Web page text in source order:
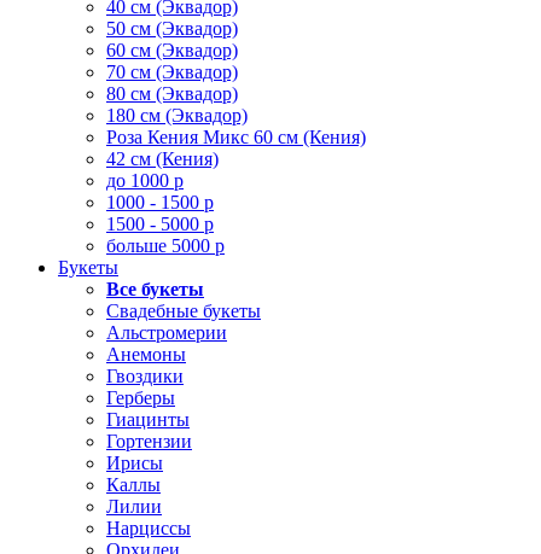
40 см (Эквадор)
50 см (Эквадор)
60 см (Эквадор)
70 см (Эквадор)
80 см (Эквадор)
180 см (Эквадор)
Роза Кения Микс 60 см (Кения)
42 см (Кения)
до 1000 р
1000 - 1500 р
1500 - 5000 р
больше 5000 р
Букеты
Все букеты
Свадебные букеты
Альстромерии
Анемоны
Гвоздики
Герберы
Гиацинты
Гортензии
Ирисы
Каллы
Лилии
Нарциссы